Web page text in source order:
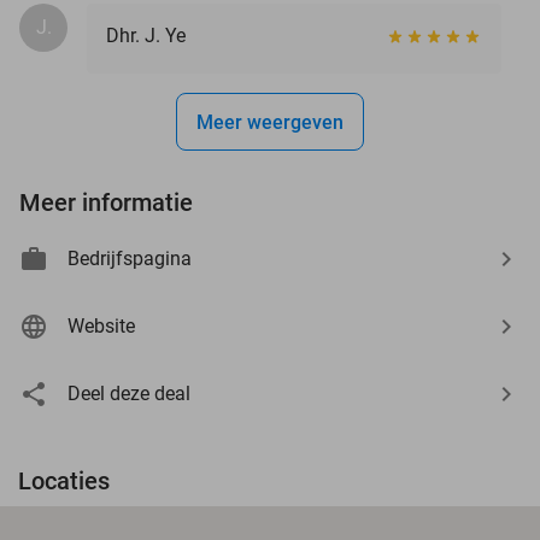
J. Dhr. J. Ye
Meer weergeven
Meer informatie
Bedrijfspagina
Website
Deel deze deal
Locaties